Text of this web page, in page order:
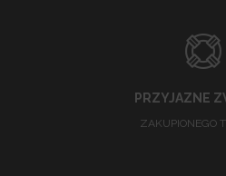
PRZYJAZNE
ZAKUPIONEGO